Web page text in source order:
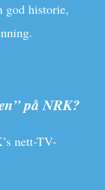
god historie,
på NRK?
nett-TV-